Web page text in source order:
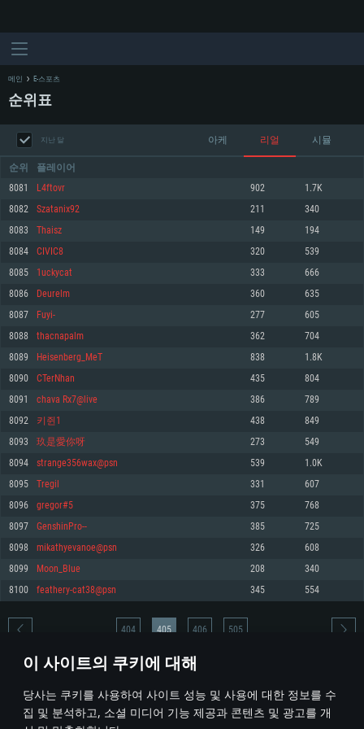
이 사이트의 쿠키에 대해
당사는 쿠키를 사용하여 사이트 성능 및 사용에 대한 정보를 수
집 및 분석하고, 소셜 미디어 기능 제공과 콘텐츠 및 광고를 개
최소사양
운영체제: Windows 10 (64 bit)
프로세서: 2.2 GHz 듀얼코어 이상
메모리: 4GB
그래픽 카드: DirectX 11 이상을 지원하는 AMD Radeon 77XX / NVIDIA
GeForce GT 660. 최소 사양 해상도: 720p
네트워크: 브로드밴드 인터넷
여유 저장 공간: 22.1 GB (최소 클라이언트)
권장 사양
570 혹은 그 이상
여유 저장 공간: 62.2 GB (전체 클라이언트)
최소사양
운영체제: Mac OS Big Sur 11.0
프로세서: 최소 2.2 GHz의 Core i5 (Intel Xeon 은 지원하지 않습니다)
메모리: 6 GB
그래픽 카드: Metal 을 지원하는 Intel Iris Pro 5200 (Mac), 혹은 이와 비슷한 성
능을 가지는 Mac 버전의 AMD/Nvidia. 최소 해상도: 720p
네트워크: 브로드밴드 인터넷
여유 저장 공간: 22.1 GB (최소 클라이언트)
권장 사양
네트워크: 브로드밴드 인터넷
여유 저장 공간: 62.2 GB (전체 클라이언트)
최소사양
운영체제: 64bit Linux 중 최신 버전
프로세서: 2.4 GHz 듀얼코어
메모리: 4 GB
그래픽 카드: Vulkan 을 지원하고, 최신 그래픽 드라이버를 지원하는 NVIDIA
660 (6개월 미만) 혹은 그와 동급의 성능을 가지며 최신 그래픽 드라이버를 지
원하는 AMD (6개월 미만; 최소사양 지원 해상도 720p)
네트워크: 브로드밴드 인터넷
여유 저장 공간: 22.1 GB (최소 클라이언트)
권장 사양
운영체제: Ubuntu 20.04 64bit
프로세서: Intel Core i7
메모리: 16 GB
그래픽 카드: Vulkan 을 지원하고, 최신 그래픽 드라이버를 지원하는 NVIDIA
1060 (6개월 미만) 혹은 그와 동급의 성능을 가지며 최신 그래픽 드라이버를
지원하는 AMD RX 570 (6개월 미만; 최소사양 지원 해상도 720p) 이상
여유 저장 공간: 62.2 GB (전체 클라이언트)
메인 E-스포츠
순위표
지난 달 아케 리얼 시뮬
순위 플레이어
8081 L4ftovr 902 1.7K
8082 Szatanix92 211 340
8083 Thaisz 149 194
8084 CIVIC8 320 539
8085 1uckycat 333 666
8086 Deurelm 360 635
8087 Fuyi- 277 605
8088 thacnapalm 362 704
8089 Heisenberg_MeT 838 1.8K
8090 CTerNhan 435 804
8091 chava Rx7@live 386 789
8092 키쥔1 438 849
8093 玖是愛你呀 273 549
8094 strange356wax@psn 539 1.0K
8095 Tregil 331 607
8096 gregor#5 375 768
8097 GenshinPro-- 385 725
8098 mikathyevanoe@psn 326 608
8099 Moon_Blue 208 340
8100 feathery-cat38@psn 345 554
* 순위표는 매일 1회 갱신됩니다
404 405 406 505